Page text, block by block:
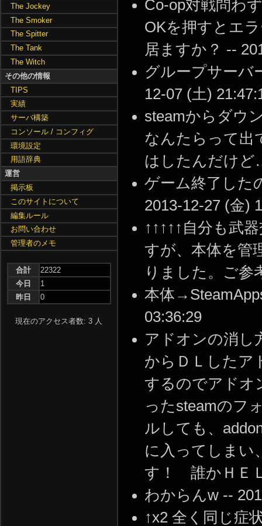
Co-op対戦問わ
OKを押すとエ
居ますか？ --
グループサーバ
12-07 (土)
steamからダウ
なんたらって
はしたんだけど
ゲーム終了した
2013-12-27 (金)
↑↑↑↑↑自分も武
すが、本体を管
りました。ご参
本体
03:36:29
アドオンの消
からＤＬしたア
するのでアドオ
ったsteamのフ
ルしても、
に入ってしまい
す！ 誰かＨＥ
わからんw --
↑x2 全く同じ症
The Jockey
The Smoker
The Spitter
The Tank
The Witch
その他の情報
TIPS
実績
サーバ構築
コンソール / コンフィグ
環境設定
用語辞典
運営
掲示板
このサイトについて
編集ルール
お問い合わせ
管理者のメモ
合計
22322
今日
1
昨日
0
現在のアクセス者数: 3 人